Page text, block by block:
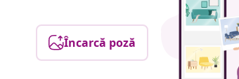
Încarcă poză